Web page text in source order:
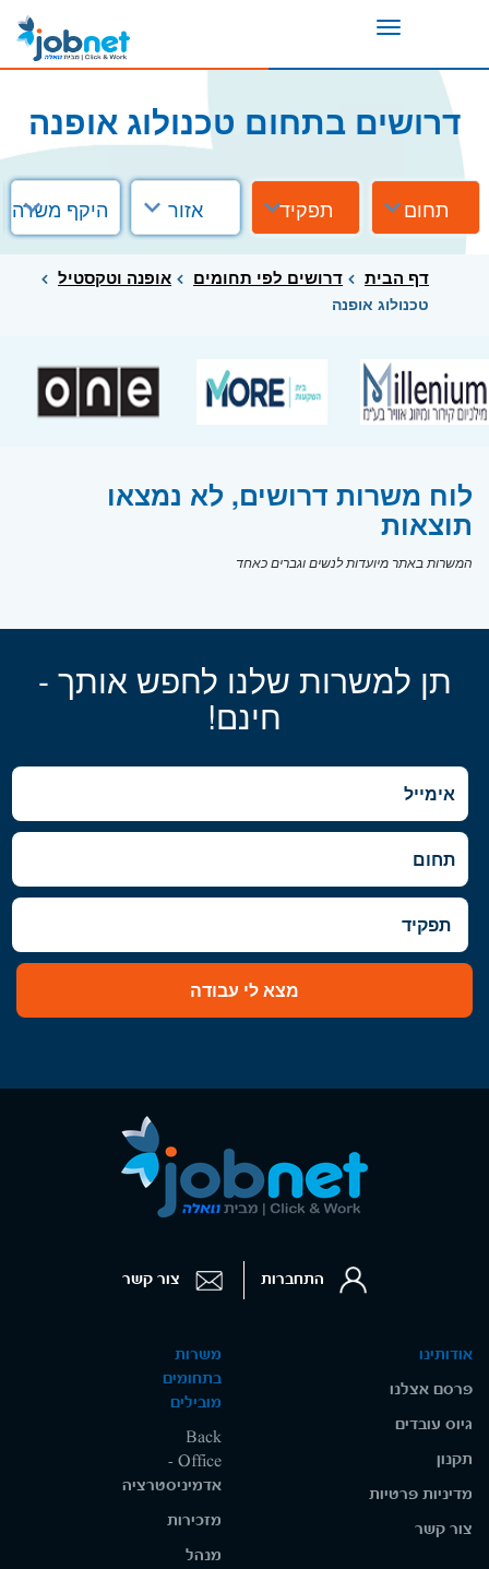
Toggle
דרושים בתחום טכנולוג אופנה
תחום תפקיד אזור היקף משרה
דף הבית דרושים לפי תחומים אופנה וטקסטיל
טכנולוג אופנה
לוח משרות דרושים, לא נמצאו
תוצאות
המשרות באתר מיועדות לנשים וגברים כאחד
תן למשרות שלנו לחפש אותך -
חינם!
מצא לי עבודה
אודותינו
פרסם אצלנו
גיוס עובדים
תקנון
מדיניות פרטיות
צור קשר
משרות
בתחומים
מובילים
Back
Office -
אדמיניסטרציה
מזכירות
מנהל